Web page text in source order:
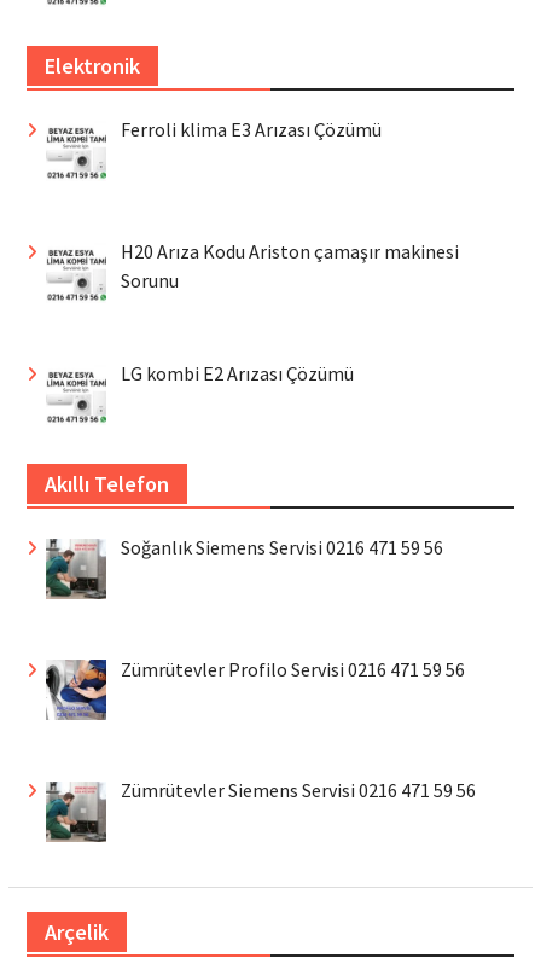
Elektronik
Ferroli klima E3 Arızası Çözümü
H20 Arıza Kodu Ariston çamaşır makinesi
Sorunu
LG kombi E2 Arızası Çözümü
Akıllı Telefon
Soğanlık Siemens Servisi 0216 471 59 56
Zümrütevler Profilo Servisi 0216 471 59 56
Zümrütevler Siemens Servisi 0216 471 59 56
Arçelik